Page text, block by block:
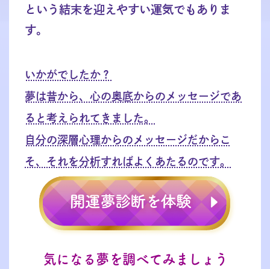
という結末を迎えやすい運気でもありま
す。
いかがでしたか？
夢は昔から、心の奥底からのメッセージであ
ると考えられてきました。
自分の深層心理からのメッセージだからこ
そ、それを分析すればよくあたるのです。
気になる夢を調べてみましょう